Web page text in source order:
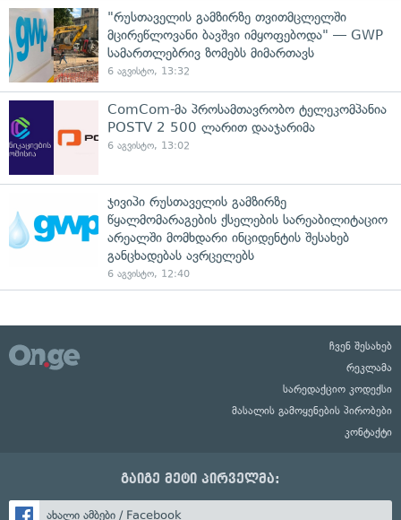
"რუსთაველის გამზირზე თვითმცლელში
მცირეწლოვანი ბავშვი იმყოფებოდა" — GWP
სამართლებრივ ზომებს მიმართავს
6 აგვისტო, 13:32
ComCom-მა პროსამთავრობო ტელეკომპანია
POSTV 2 500 ლარით დააჯარიმა
6 აგვისტო, 13:02
ჯივიპი რუსთაველის გამზირზე
წყალმომარაგების ქსელების სარეაბილიტაციო
არეალში მომხდარი ინციდენტის შესახებ
განცხადებას ავრცელებს
6 აგვისტო, 12:40
ჩვენ შესახებ
რეკლამა
სარედაქციო კოდექსი
მასალის გამოყენების პირობები
კონტაქტი
გაიგე მეტი პირველმა:
ახალი ამბები / Facebook